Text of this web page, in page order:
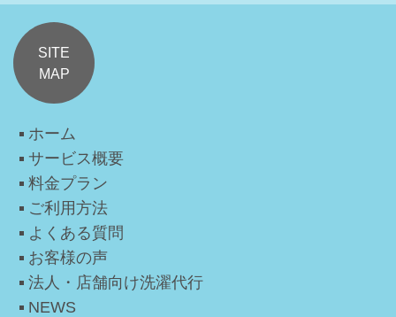
SITE
MAP
ホーム
サービス概要
料金プラン
ご利用方法
よくある質問
お客様の声
法人・店舗向け洗濯代行
NEWS